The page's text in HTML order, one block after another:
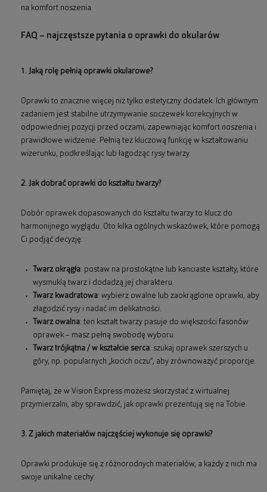
na komfort noszenia.
FAQ – najczęstsze pytania o oprawki do okularów
1. Jaką rolę pełnią oprawki okularowe?
Oprawki to znacznie więcej niż tylko estetyczny dodatek. Ich głównym
zadaniem jest stabilne utrzymywanie soczewek korekcyjnych w
odpowiedniej pozycji przed oczami, zapewniając komfort noszenia i
prawidłowe widzenie. Pełnią też kluczową funkcję w kształtowaniu
wizerunku, podkreślając lub łagodząc rysy twarzy.
2. Jak dobrać oprawki do kształtu twarzy?
Dobór oprawek dopasowanych do kształtu twarzy to klucz do
harmonijnego wyglądu. Oto kilka ogólnych wskazówek, które pomogą
Ci podjąć decyzję:
Twarz okrągła: postaw na prostokątne lub kanciaste kształty, które
wysmuklą twarz i dodadzą jej charakteru.
Twarz kwadratowa: wybierz owalne lub zaokrąglone oprawki, aby
złagodzić rysy i nadać im delikatności.
Twarz owalna: ten kształt twarzy pasuje do większości fasonów
oprawek – masz pełną swobodę wyboru.
Twarz trójkątna / w kształcie serca: szukaj oprawek szerszych u
góry, np. popularnych „kocich oczu”, aby zrównoważyć proporcje.
Pamiętaj, że w Vision Express możesz skorzystać z wirtualnej
przymierzalni, aby sprawdzić, jak oprawki prezentują się na Tobie.
3. Z jakich materiałów najczęściej wykonuje się oprawki?
Oprawki produkuje się z różnorodnych materiałów, a każdy z nich ma
swoje unikalne cechy: